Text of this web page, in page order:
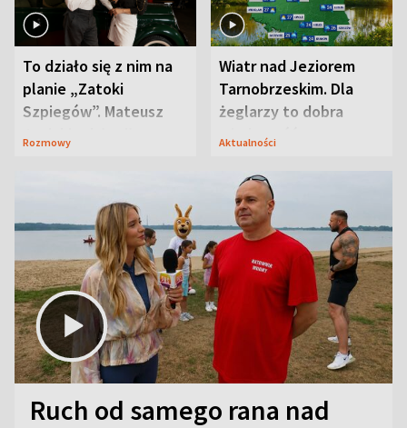
To działo się z nim na
planie „Zatoki
Szpiegów”. Mateusz
Janicki odsłonił
Rozmowy
Wiatr nad Jeziorem
Tarnobrzeskim. Dla
żeglarzy to dobra
wiadomość
Aktualności
Ruch od samego rana nad